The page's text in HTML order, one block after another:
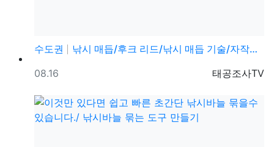
수도권
낚시 매듭/후크 리드/낚시 매듭 기술/자작채비/바늘매듭
등록자
태공조사TV
등록일
08.16